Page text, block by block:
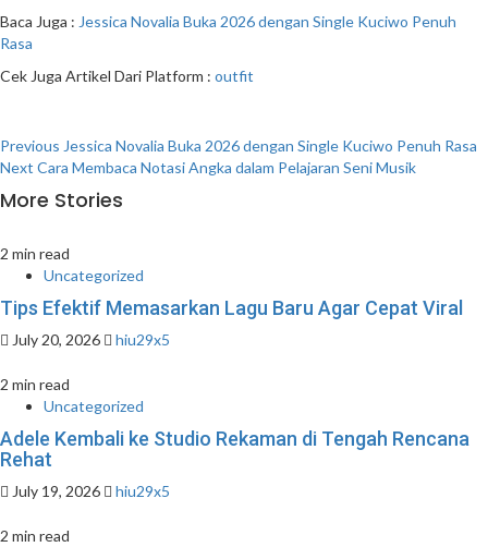
Baca Juga : Jessica Novalia Buka 2026 dengan Single Kuciwo Penuh
Rasa
Cek Juga Artikel Dari Platform : outfit
Post
navigation
Previous Jessica Novalia Buka 2026 dengan Single Kuciwo Penuh Rasa
Next Cara Membaca Notasi Angka dalam Pelajaran Seni Musik
More Stories
2 min read
Uncategorized
Tips Efektif Memasarkan Lagu Baru Agar Cepat Viral
July 20, 2026 hiu29x5
2 min read
Uncategorized
Adele Kembali ke Studio Rekaman di Tengah Rencana
Rehat
July 19, 2026 hiu29x5
2 min read